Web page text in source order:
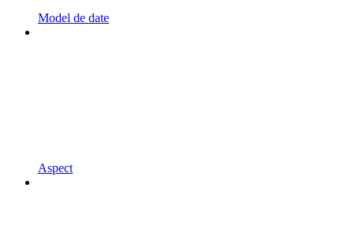
Model de date
Aspect